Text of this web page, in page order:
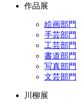
作品展
絵画部門
手芸部門
工芸部門
書道部門
写真部門
文芸部門
川柳展